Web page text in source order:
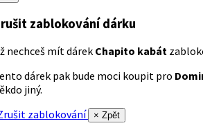
zablokování dárku
nechceš mít dárek Chapito kabát
dárek pak bude moci koupit pro
jiný.
zablokování
× Zpět